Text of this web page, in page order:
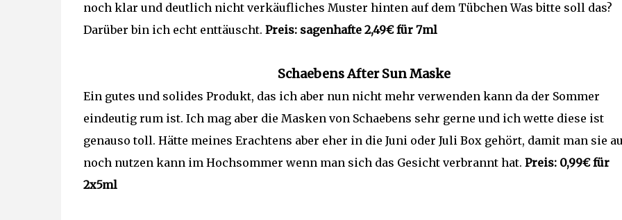
noch klar und deutlich nicht verkäufliches Muster hinten auf dem Tübchen Was bitte soll das?
Darüber bin ich echt enttäuscht. Preis: sagenhafte 2,49€ für 7ml
Schaebens After Sun Maske
Ein gutes und solides Produkt, das ich aber nun nicht mehr verwenden kann da der Sommer
eindeutig rum ist. Ich mag aber die Masken von Schaebens sehr gerne und ich wette diese ist
genauso toll. Hätte meines Erachtens aber eher in die Juni oder Juli Box gehört, damit man sie
noch nutzen kann im Hochsommer wenn man sich das Gesicht verbrannt hat. Preis: 0,99€ für
2x5ml